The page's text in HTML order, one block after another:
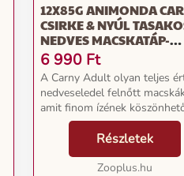
12X85G ANIMONDA
CSIRKE & NYÚL
NEDVES MACSKATÁP-
CSIRKE & NYÚL
6 990 Ft
A Carny Adult olyan teljes
nedveseledel felnőtt
amit finom ízének
sok cica szívesen elfogad.
húsdarabokat tartalmaz, s még
sok igényes és válogatós
Részletek
Zooplus.hu